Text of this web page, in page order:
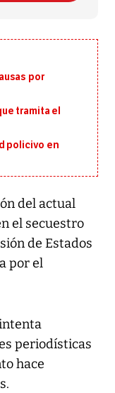
por
tramita el
policivo en
del actual
el secuestro
de Estados
por el
periodísticas
hace